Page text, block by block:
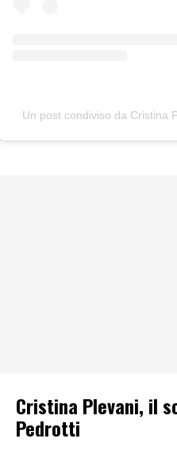
Un post condiviso da Cristina
Cristina Plevani, il
Pedrotti